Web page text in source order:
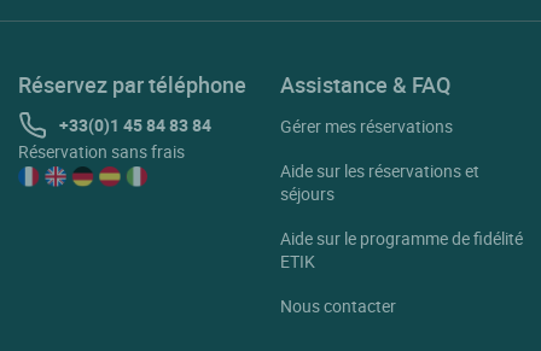
Réservez par téléphone
+33(0)1 45 84 83 84
Réservation sans frais
Assistance & FAQ
Gérer mes réservations
Aide sur les réservations et
séjours
Aide sur le programme de fidélité
ETIK
Nous contacter